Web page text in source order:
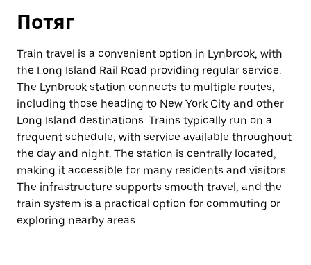
Потяг
Train travel is a convenient option in Lynbrook, with
the Long Island Rail Road providing regular service.
The Lynbrook station connects to multiple routes,
including those heading to New York City and other
Long Island destinations. Trains typically run on a
frequent schedule, with service available throughout
the day and night. The station is centrally located,
making it accessible for many residents and visitors.
The infrastructure supports smooth travel, and the
train system is a practical option for commuting or
exploring nearby areas.